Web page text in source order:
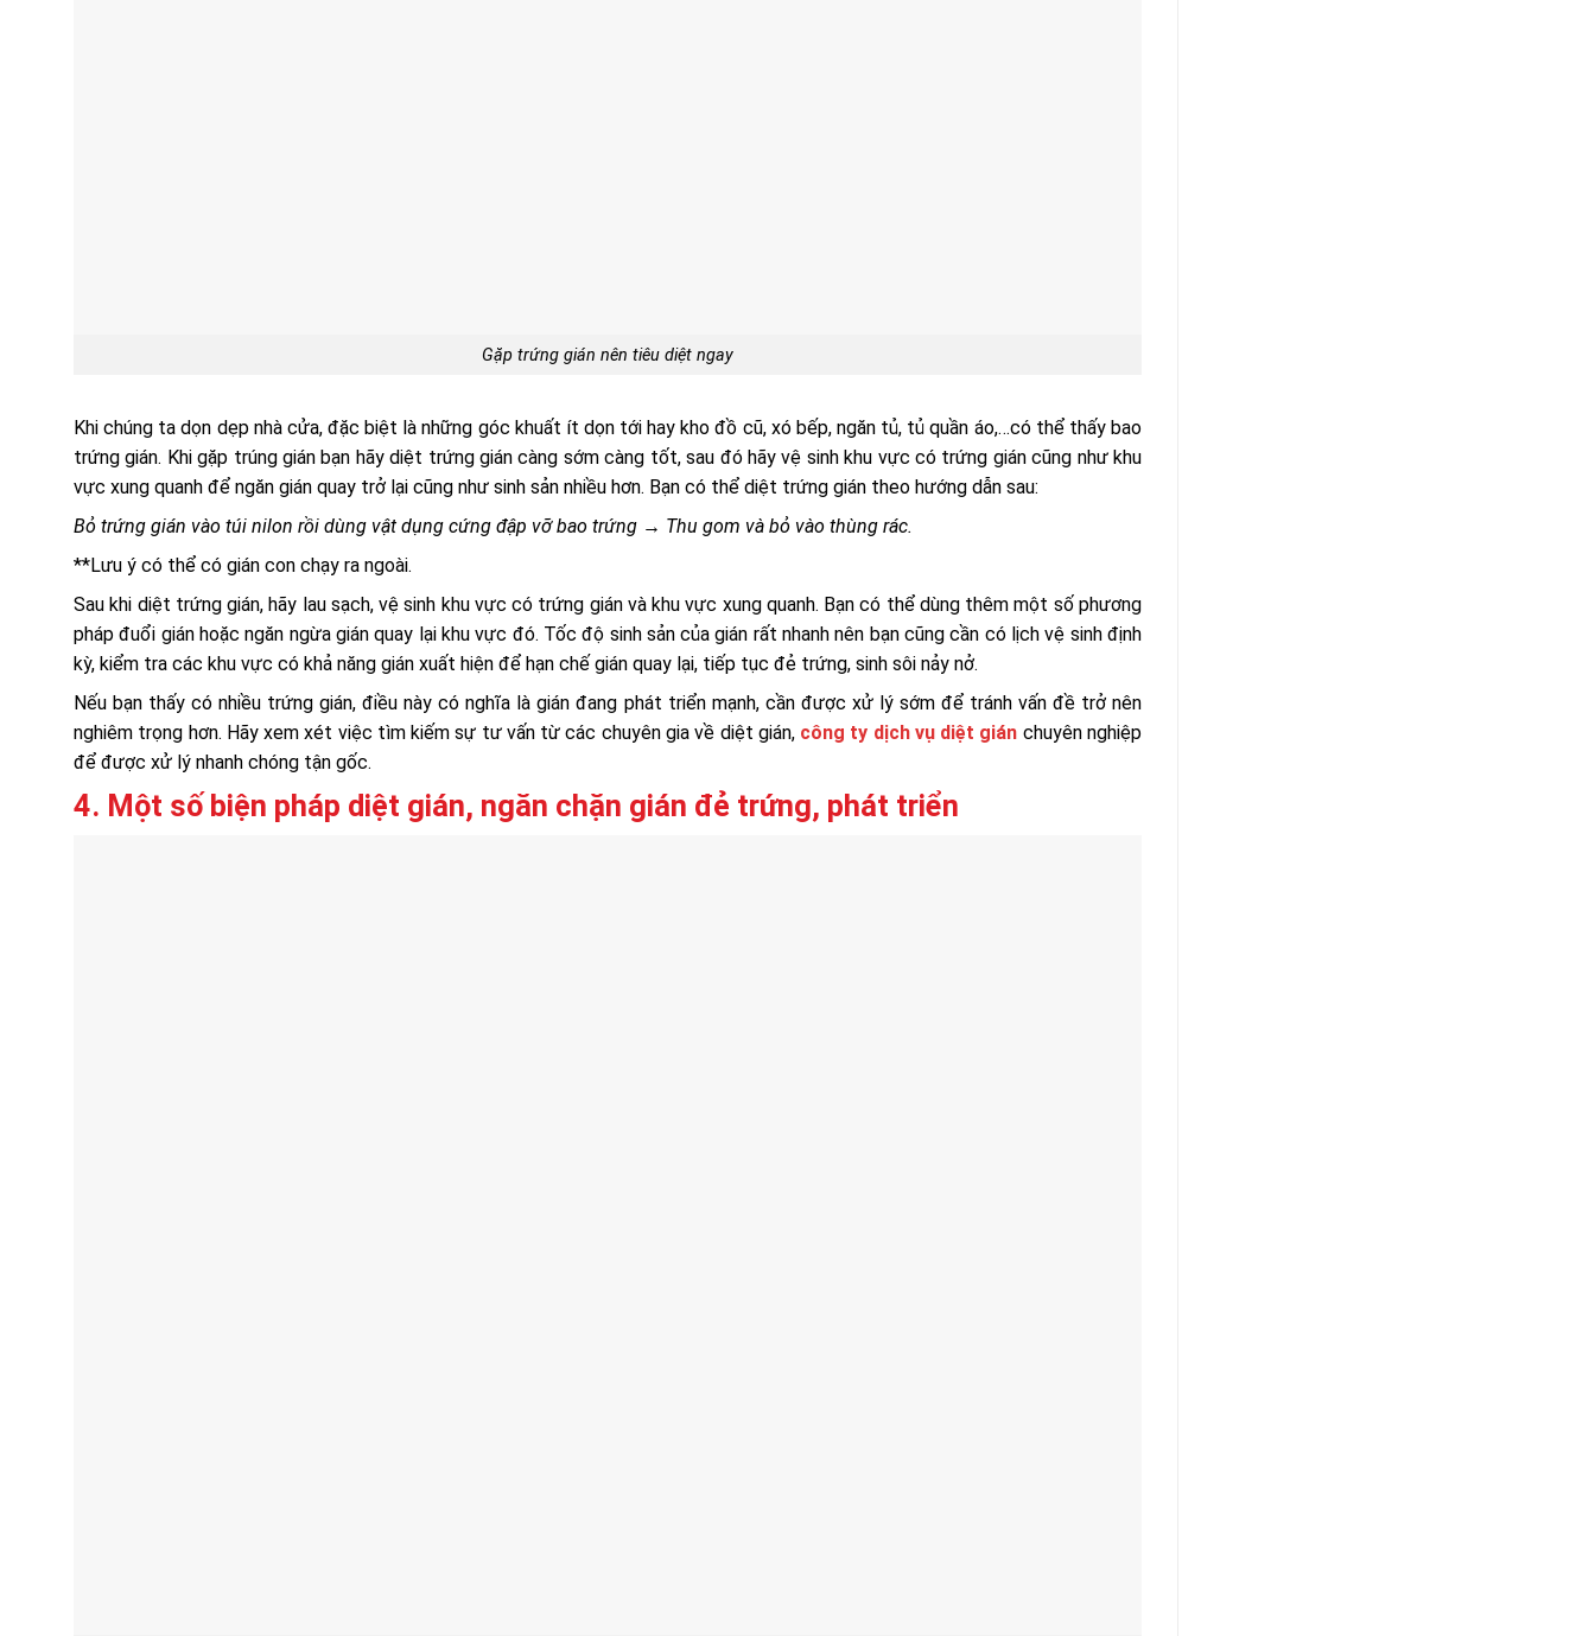
Gặp trứng gián nên tiêu diệt ngay
Khi chúng ta dọn dẹp nhà cửa, đặc biệt là những góc khuất ít dọn tới hay kho đồ cũ, xó bếp, ngăn tủ, tủ quần áo,…có thể thấy bao
trứng gián. Khi gặp trúng gián bạn hãy diệt trứng gián càng sớm càng tốt, sau đó hãy vệ sinh khu vực có trứng gián cũng như khu
vực xung quanh để ngăn gián quay trở lại cũng như sinh sản nhiều hơn. Bạn có thể diệt trứng gián theo hướng dẫn sau:
Bỏ trứng gián vào túi nilon rồi dùng vật dụng cứng đập vỡ bao trứng → Thu gom và bỏ vào thùng rác.
**Lưu ý có thể có gián con chạy ra ngoài.
Sau khi diệt trứng gián, hãy lau sạch, vệ sinh khu vực có trứng gián và khu vực xung quanh. Bạn có thể dùng thêm một số phương
pháp đuổi gián hoặc ngăn ngừa gián quay lại khu vực đó. Tốc độ sinh sản của gián rất nhanh nên bạn cũng cần có lịch vệ sinh định
kỳ, kiểm tra các khu vực có khả năng gián xuất hiện để hạn chế gián quay lại, tiếp tục đẻ trứng, sinh sôi nảy nở.
Nếu bạn thấy có nhiều trứng gián, điều này có nghĩa là gián đang phát triển mạnh, cần được xử lý sớm để tránh vấn đề trở nên
nghiêm trọng hơn. Hãy xem xét việc tìm kiếm sự tư vấn từ các chuyên gia về diệt gián, công ty dịch vụ diệt gián chuyên nghiệp
để được xử lý nhanh chóng tận gốc.
4. Một số biện pháp diệt gián, ngăn chặn gián đẻ trứng, phát triển